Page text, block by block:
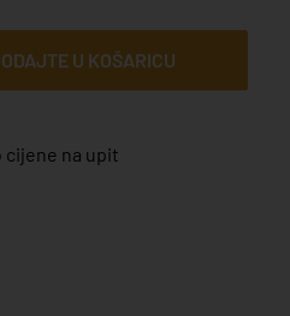
U KOŠARICU
cijene na upit